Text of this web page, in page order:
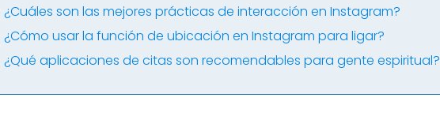
¿Cuáles son las mejores prácticas de interacción en Instagram?
¿Cómo usar la función de ubicación en Instagram para ligar?
¿Qué aplicaciones de citas son recomendables para gente espiritual?